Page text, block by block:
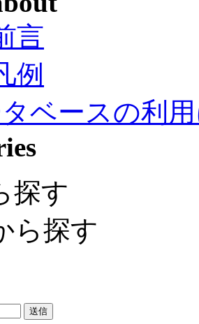
言
例
ベースの利
探す
ら探す